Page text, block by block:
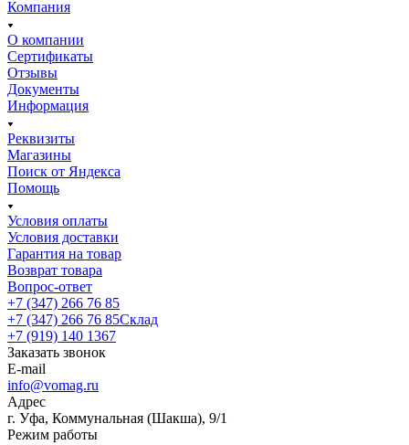
Компания
О компании
Сертификаты
Отзывы
Документы
Информация
Реквизиты
Магазины
Поиск от Яндекса
Помощь
Условия оплаты
Условия доставки
Гарантия на товар
Возврат товара
Вопрос-ответ
+7 (347) 266 76 85
+7 (347) 266 76 85Склад
+7 (919) 140 1367
Заказать звонок
E-mail
info@vomag.ru
Адрес
г. Уфа, Коммунальная (Шакша), 9/1
Режим работы